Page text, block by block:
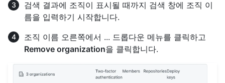
검색 결과에 조직이 표시될 때까지 검색 창에 조직 이
름을 입력하기 시작합니다.
조직 이름 오른쪽에서 ... 드롭다운 메뉴를 클릭하고
Remove organization을 클릭합니다.